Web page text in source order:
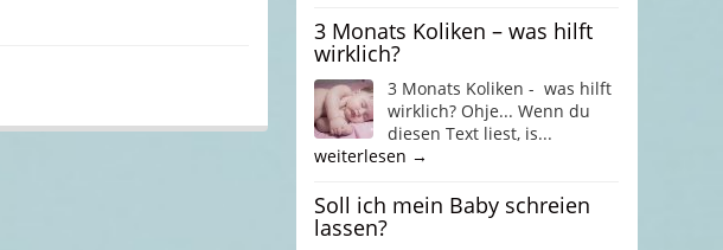
3 Monats Koliken – was hilft
wirklich?
3 Monats Koliken - was hilft
wirklich? Ohje... Wenn du
diesen Text liest, is...
weiterlesen →
Soll ich mein Baby schreien
lassen?